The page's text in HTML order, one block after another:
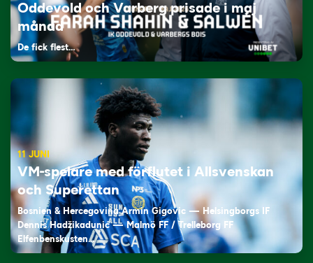
Oddevold och Varberg prisade i maj
månad
De fick flest…
11 JUNI
VM-spelare med förflutet i Allsvenskan
och Superettan
Bosnien & Hercegovina Armin Gigovic — Helsingborgs IF
Dennis Hadžikadunić — Malmö FF / Trelleborg FF
Elfenbenskusten…